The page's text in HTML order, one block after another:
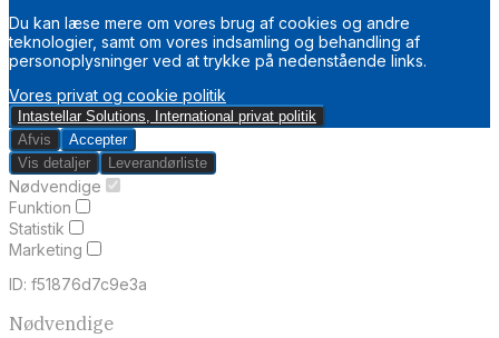
Du kan læse mere om vores brug af cookies og andre
teknologier, samt om vores indsamling og behandling af
personoplysninger ved at trykke på nedenstående links.
Vores privat og cookie politik
Intastellar Solutions, International privat politik
Afvis
Accepter
Vis detaljer
Leverandørliste
Nødvendige
Funktion
Statistik
Marketing
ID: f51876d7c9e3a
Nødvendige